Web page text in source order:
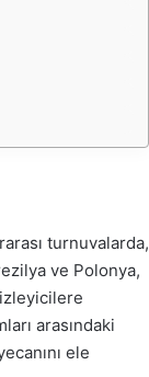
turnuvalarda,
ve Polonya,
arasındaki
ele